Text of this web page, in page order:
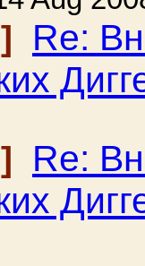
Re:
Re: